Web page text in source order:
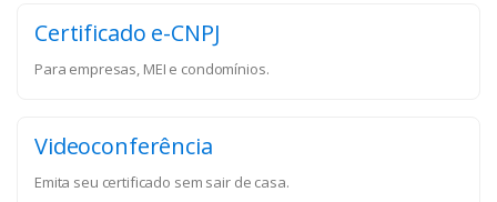
Certificado e-CNPJ
Para empresas, MEI e condomínios.
Videoconferência
Emita seu certificado sem sair de casa.